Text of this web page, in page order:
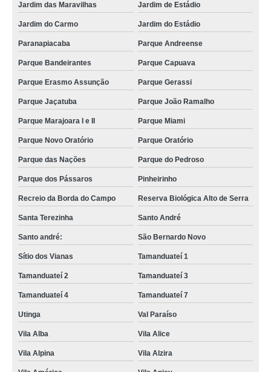
Jardim das Maravilhas Jardim de Estádio
Jardim do Carmo Jardim do Estádio
Paranapiacaba Parque Andreense
Parque Bandeirantes Parque Capuava
Parque Erasmo Assunção Parque Gerassi
Parque Jaçatuba Parque João Ramalho
Parque Marajoara I e II Parque Miami
Parque Novo Oratório Parque Oratório
Parque das Nações Parque do Pedroso
Parque dos Pássaros Pinheirinho
Recreio da Borda do Campo Reserva Biológica Alto de Serra
Santa Terezinha Santo André
Santo andré: São Bernardo Novo
Sítio dos Vianas Tamanduateí 1
Tamanduateí 2 Tamanduateí 3
Tamanduateí 4 Tamanduateí 7
Utinga Val Paraíso
Vila Alba Vila Alice
Vila Alpina Vila Alzira